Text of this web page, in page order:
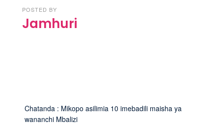
POSTED BY
Jamhuri
Chatanda : Mikopo asilimia 10 imebadili maisha ya
wananchi Mbalizi